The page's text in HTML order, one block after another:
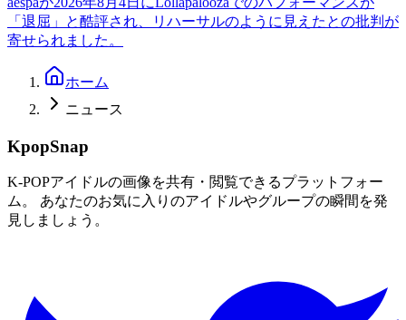
「退屈」と酷評され、リハーサルのように見えたとの批判が
寄せられました。
ホーム
ニュース
KpopSnap
K-POPアイドルの画像を共有・閲覧できるプラットフォー
ム。 あなたのお気に入りのアイドルやグループの瞬間を発
見しましょう。